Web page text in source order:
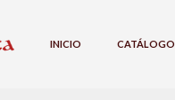
INICIO CATÁLOGO